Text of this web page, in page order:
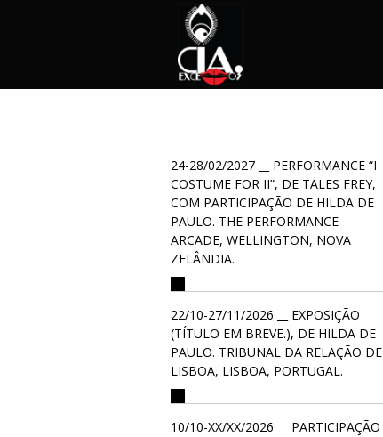
24-28/02/2027 __ PERFORMANCE “I
COSTUME FOR II”, DE TALES FREY,
COM PARTICIPAÇÃO DE HILDA DE
PAULO. THE PERFORMANCE
ARCADE, WELLINGTON, NOVA
ZELÂNDIA.
22/10-27/11/2026 __ EXPOSIÇÃO
(TÍTULO EM BREVE.), DE HILDA DE
PAULO. TRIBUNAL DA RELAÇÃO DE
LISBOA, LISBOA, PORTUGAL.
10/10-XX/XX/2026 __ PARTICIPAÇÃO